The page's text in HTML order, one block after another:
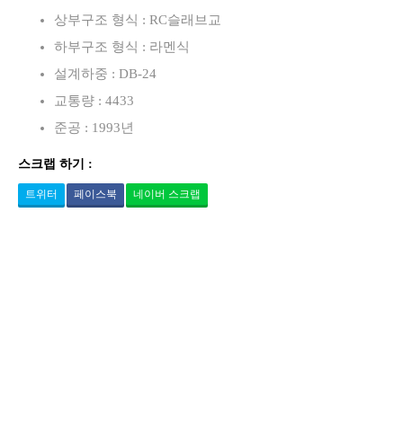
상부구조 형식 : RC슬래브교
하부구조 형식 : 라멘식
설계하중 : DB-24
교통량 : 4433
준공 : 1993년
스크랩 하기 :
트위터 페이스북 네이버 스크랩